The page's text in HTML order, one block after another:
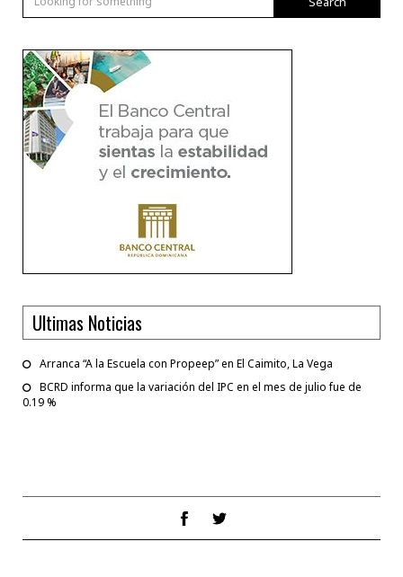
Ultimas Noticias
Arranca “A la Escuela con Propeep” en El Caimito, La Vega
BCRD informa que la variación del IPC en el mes de julio fue de
0.19 %